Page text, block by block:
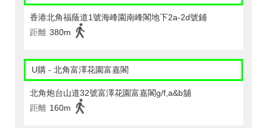
香港北角福蔭道1號海峰園南峰閣地下2a-2d號鋪
距離 380m
U購 - 北角富澤花園富嘉閣
北角炮台山道32號富澤花園富嘉閣g/f,a&b舖
距離 160m